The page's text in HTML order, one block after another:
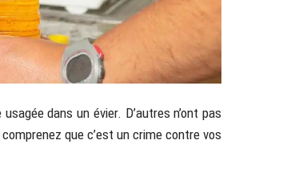
dans un évier. D’autres n’ont pas
que c’est un crime contre vos